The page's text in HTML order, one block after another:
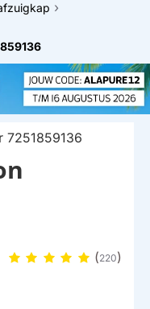
(220)